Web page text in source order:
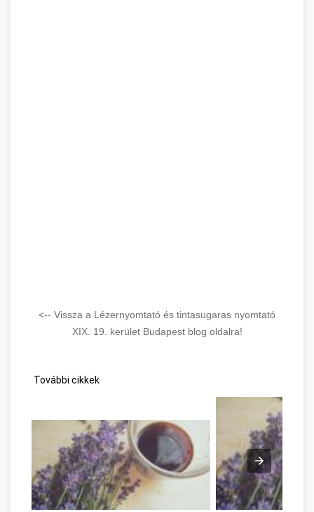
<-- Vissza a Lézernyomtató és tintasugaras nyomtató
XIX. 19. kerület Budapest blog oldalra!
További cikkek